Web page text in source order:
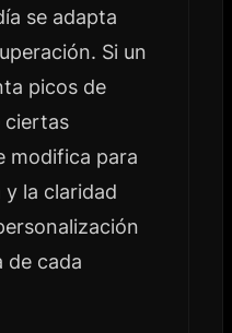
se adapta
Si un
picos de
ciertas
modifica para
la claridad
de cada